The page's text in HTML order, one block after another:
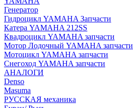
Генератор
Гидроцикл YAMAHA Запчасти
Катера YAMAHA 212SS
Квадроцикл YAMAHA запчасти
Мотор Лодочный YAMAHA запчасти
Мотоцикл YAMAHA запчасти
Снегоход YAMAHA запчасти
АНАЛОГИ
Denso
Masuma
РУССКАЯ механика